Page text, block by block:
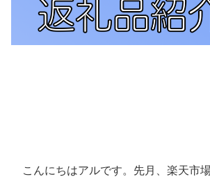
こんにちはアルです。先月、楽天市